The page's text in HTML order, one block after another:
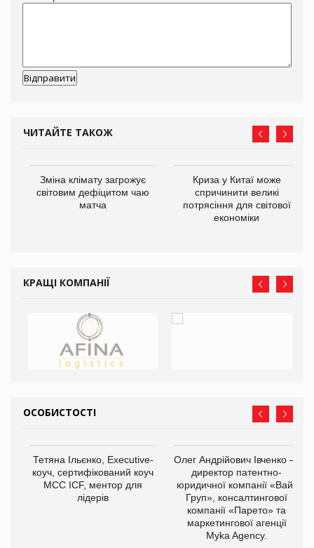
ЧИТАЙТЕ ТАКОЖ
Зміна клімату загрожує
світовим дефіцитом чаю
матча
Криза у Китаї може
спричинити великі
потрясіння для світової
економіки
КРАЩІ КОМПАНІЇ
ОСОБИСТОСТІ
Тетяна Ільєнко, Executive-
коуч, сертифікований коуч
МСС ICF, ментор для
лідерів
Олег Андрійович Івченко —
директор патентно-
юридичної компанії «Вайз
Груп», консалтингової
компанії «Парето» та
маркетингової агенції
Myka Agency.